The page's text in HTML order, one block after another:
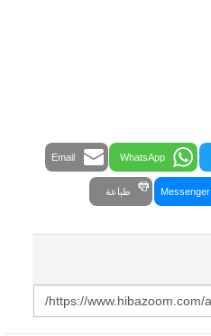
WhatsApp
Email
Messenger طباعة